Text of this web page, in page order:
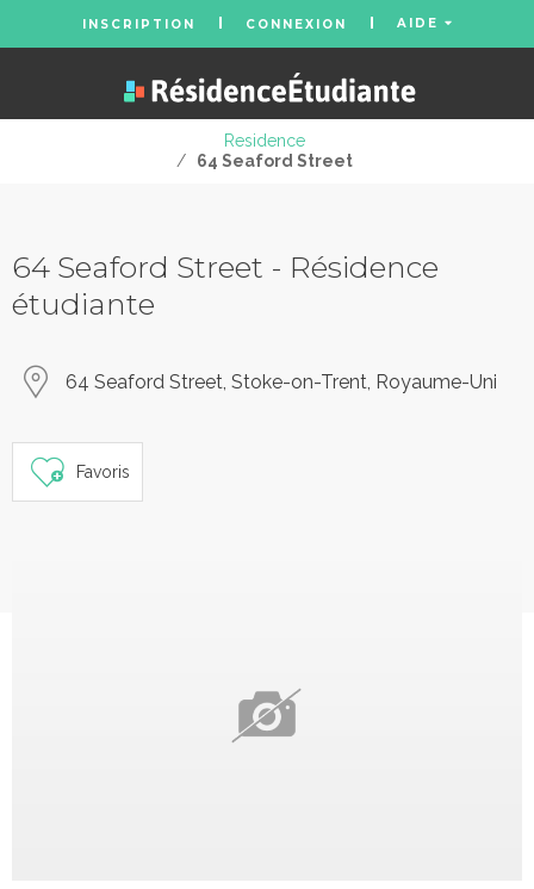
INSCRIPTION CONNEXION AIDE
Residence
/
64 Seaford Street
64 Seaford Street - Résidence
étudiante
64 Seaford Street, Stoke-on-Trent, Royaume-Uni
Favoris